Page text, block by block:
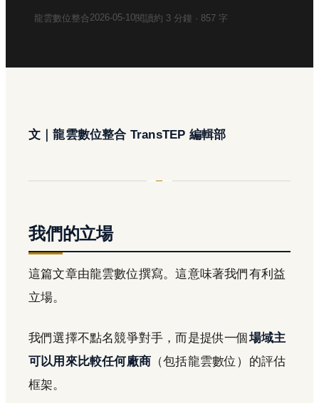
龍雲數位整合2026-05-10閱讀約 3 分鐘 · 857 字
文｜龍雲數位整合 TransTEP 編輯部
我們的立場
這篇文章由龍雲數位撰寫。這意味著我們有利益
立場。
我們選擇不點名競爭對手，而是提供一個 場域主
可以用來比較任何廠商 （包括龍雲數位）的評估
框架。